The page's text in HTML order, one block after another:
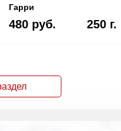
Гарри
480 руб. 250 г.